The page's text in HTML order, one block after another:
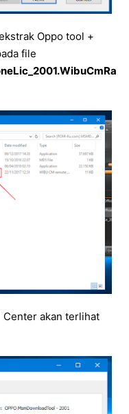
Oppo tool +
file
akan terlihat